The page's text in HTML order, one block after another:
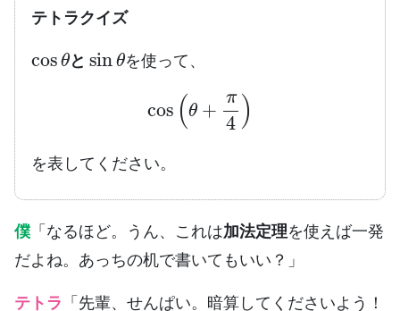
テトラクイズ
と を使って、
cos( π4)
を表してください。
僕 「なるほど。うん、これは加法定理を使えば一発
だよね。あっちの机で書いてもいい？」
テトラ 「先輩、せんぱい。暗算してくださいよう！